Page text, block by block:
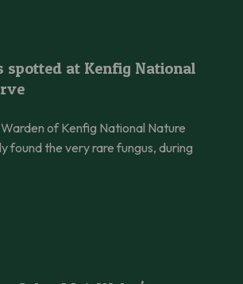
spotted at Kenfig National
of Kenfig National Nature
found the very rare fungus, during